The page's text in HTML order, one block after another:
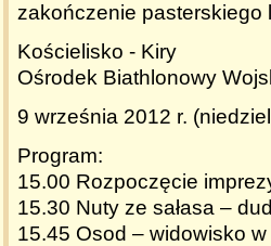
zakończenie pasterskiego
Kościelisko - Kiry
Ośrodek Biathlonowy
9 września 2012 r.
Program:
15.00 Rozpoczęcie
15.30 Nuty ze sałasa –
15.45 Osod – widowisko